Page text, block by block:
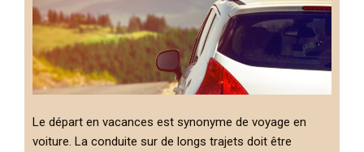
Le départ en vacances est synonyme de voyage en
voiture. La conduite sur de longs trajets doit être